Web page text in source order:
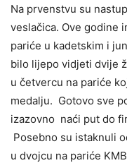
Na prvenstvu su
veslačica. Ove godine
pariće u kadetskim i
bilo lijepo vidjeti dvije
u četvercu na pariće
medalju. Gotovo sve
izazovno naći put do
Posebno su istaknuli
u dvojcu na pariće